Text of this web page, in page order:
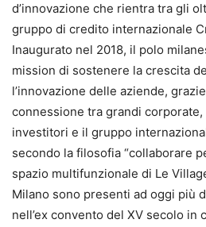
d’innovazione che rientra tra gli
gruppo di credito internazionale
Inaugurato nel 2018, il polo
mission di sostenere la crescita
l’innovazione delle aziende,
connessione tra grandi
investitori e il gruppo
secondo la filosofia “collaborare
spazio multifunzionale di Le
Milano sono presenti ad oggi più
nell’ex convento del XV secolo in